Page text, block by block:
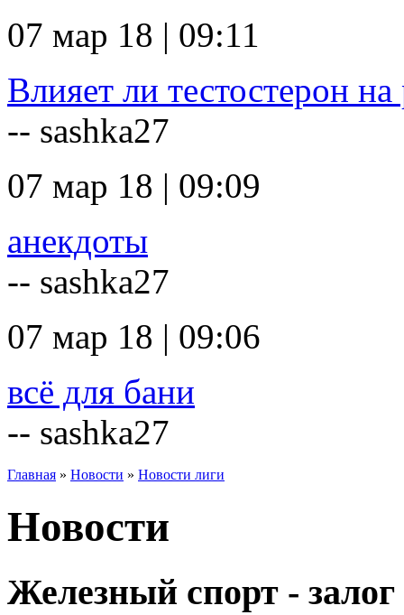
07 мар 18 | 09:11
Влияет ли тестостерон на
-- sashka27
07 мар 18 | 09:09
анекдоты
-- sashka27
07 мар 18 | 09:06
всё для бани
-- sashka27
Главная » Новости » Новости лиги
Новости
Железный спорт -